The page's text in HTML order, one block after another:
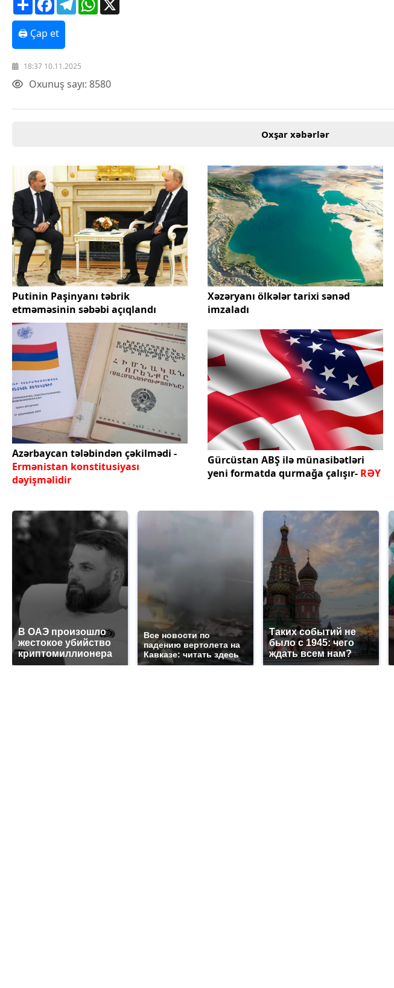
🖨 Çap et
18:37 10.11.2025
Oxunuş sayı: 8580
Oxşar xəbərlər
Putinin Paşinyanı təbrik
etməməsinin səbəbi açıqlandı
Xəzəryanı ölkələr tarixi sənəd
imzaladı
Azərbaycan tələbindən çəkilmədi -
Ermənistan konstitusiyası
dəyişməlidir
Gürcüstan ABŞ ilə münasibətləri
yeni formatda qurmağa çalışır- RƏY
В ОАЭ произошло
жестокое убийство
криптомиллионера
Все новости по
падению вертолета на
Кавказе: читать здесь
Таких событий не
было с 1945: чего
ждать всем нам?